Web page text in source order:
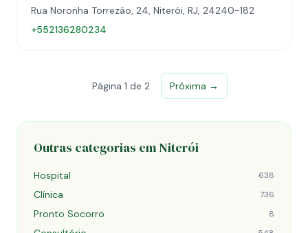
Rua Noronha Torrezão, 24, Niterói, RJ, 24240-182
+552136280234
Página 1 de 2 Próxima →
Outras categorias em Niterói
Hospital 638
Clínica 736
Pronto Socorro 8